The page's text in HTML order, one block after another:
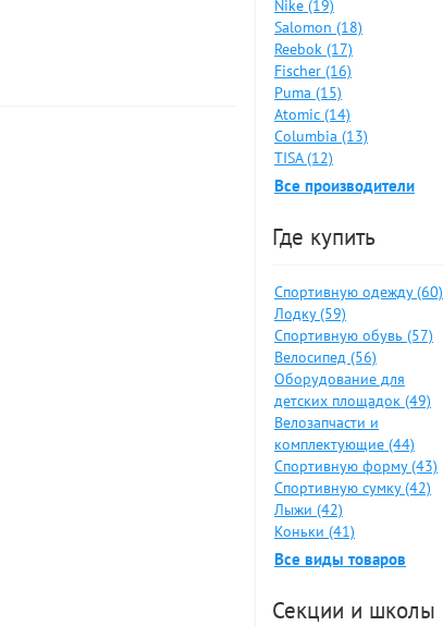
Nike (19)
Salomon (18)
Reebok (17)
Fischer (16)
Puma (15)
Atomic (14)
Columbia (13)
TISA (12)
Все производители
Где купить
Спортивную одежду (60)
Лодку (59)
Спортивную обувь (57)
Велосипед (56)
Оборудование для
детских площадок (49)
Велозапчасти и
комплектующие (44)
Спортивную форму (43)
Спортивную сумку (42)
Лыжи (42)
Коньки (41)
Все виды товаров
Секции и школы